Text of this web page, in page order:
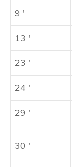
9 '
13 '
23 '
24 '
29 '
30 '